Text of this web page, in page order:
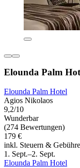
Elounda Palm
Elounda Palm Hotel
Agios Nikolaos
9,2/10
Wunderbar
(274 Bewertungen)
179 €
inkl. Steuern &
1. Sept.–2. Sept.
Elounda Palm Hotel